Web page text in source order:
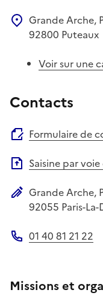
Grande Arche,
92800 Puteaux
Voir sur une
Contacts
Formulaire de
Saisine par
Adresse postale
Grande Arche,
92055 Paris-
01 40 81 21 22
Missions et